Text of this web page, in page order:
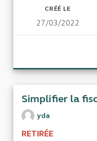
CRÉÉ LE
27/03/2022
Simplifier la
yda
RETIRÉE